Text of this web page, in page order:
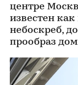
центре
известен
небоскреб,
прообраз